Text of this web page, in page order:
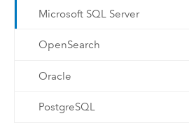
Microsoft SQL Server
OpenSearch
Oracle
PostgreSQL